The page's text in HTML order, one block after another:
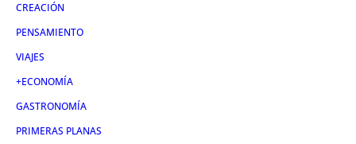
CREACIÓN
PENSAMIENTO
VIAJES
+ECONOMÍA
GASTRONOMÍA
PRIMERAS PLANAS